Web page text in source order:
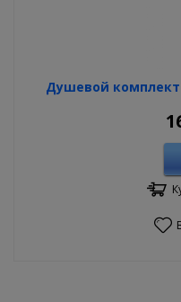
Душевой комплект